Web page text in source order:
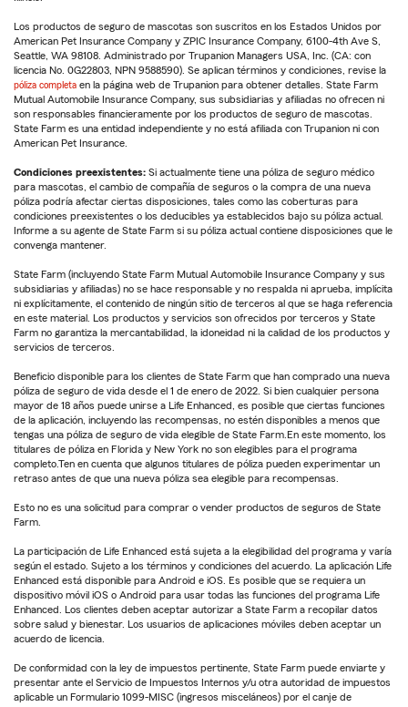
Los productos de seguro de mascotas son suscritos en los Estados Unidos por
American Pet Insurance Company y ZPIC Insurance Company, 6100-4th Ave S,
Seattle, WA 98108. Administrado por Trupanion Managers USA, Inc. (CA: con
licencia No. 0G22803, NPN 9588590). Se aplican términos y condiciones, revise la
póliza completa en la página web de Trupanion para obtener detalles. State Farm
Mutual Automobile Insurance Company, sus subsidiarias y afiliadas no ofrecen ni
son responsables financieramente por los productos de seguro de mascotas.
State Farm es una entidad independiente y no está afiliada con Trupanion ni con
American Pet Insurance.
Condiciones preexistentes: Si actualmente tiene una póliza de seguro médico
para mascotas, el cambio de compañía de seguros o la compra de una nueva
póliza podría afectar ciertas disposiciones, tales como las coberturas para
condiciones preexistentes o los deducibles ya establecidos bajo su póliza actual.
Informe a su agente de State Farm si su póliza actual contiene disposiciones que le
convenga mantener.
State Farm (incluyendo State Farm Mutual Automobile Insurance Company y sus
subsidiarias y afiliadas) no se hace responsable y no respalda ni aprueba, implícita
ni explícitamente, el contenido de ningún sitio de terceros al que se haga referencia
en este material. Los productos y servicios son ofrecidos por terceros y State
Farm no garantiza la mercantabilidad, la idoneidad ni la calidad de los productos y
servicios de terceros.
Beneficio disponible para los clientes de State Farm que han comprado una nueva
póliza de seguro de vida desde el 1 de enero de 2022. Si bien cualquier persona
mayor de 18 años puede unirse a Life Enhanced, es posible que ciertas funciones
de la aplicación, incluyendo las recompensas, no estén disponibles a menos que
tengas una póliza de seguro de vida elegible de State Farm.En este momento, los
titulares de póliza en Florida y New York no son elegibles para el programa
completo.Ten en cuenta que algunos titulares de póliza pueden experimentar un
retraso antes de que una nueva póliza sea elegible para recompensas.
Esto no es una solicitud para comprar o vender productos de seguros de State
Farm.
La participación de Life Enhanced está sujeta a la elegibilidad del programa y varía
según el estado. Sujeto a los términos y condiciones del acuerdo. La aplicación Life
Enhanced está disponible para Android e iOS. Es posible que se requiera un
dispositivo móvil iOS o Android para usar todas las funciones del programa Life
Enhanced. Los clientes deben aceptar autorizar a State Farm a recopilar datos
sobre salud y bienestar. Los usuarios de aplicaciones móviles deben aceptar un
acuerdo de licencia.
De conformidad con la ley de impuestos pertinente, State Farm puede enviarte y
presentar ante el Servicio de Impuestos Internos y/u otra autoridad de impuestos
aplicable un Formulario 1099-MISC (ingresos misceláneos) por el canje de